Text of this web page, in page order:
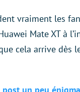
vraiment les
Mate XT à
cela arrive dès